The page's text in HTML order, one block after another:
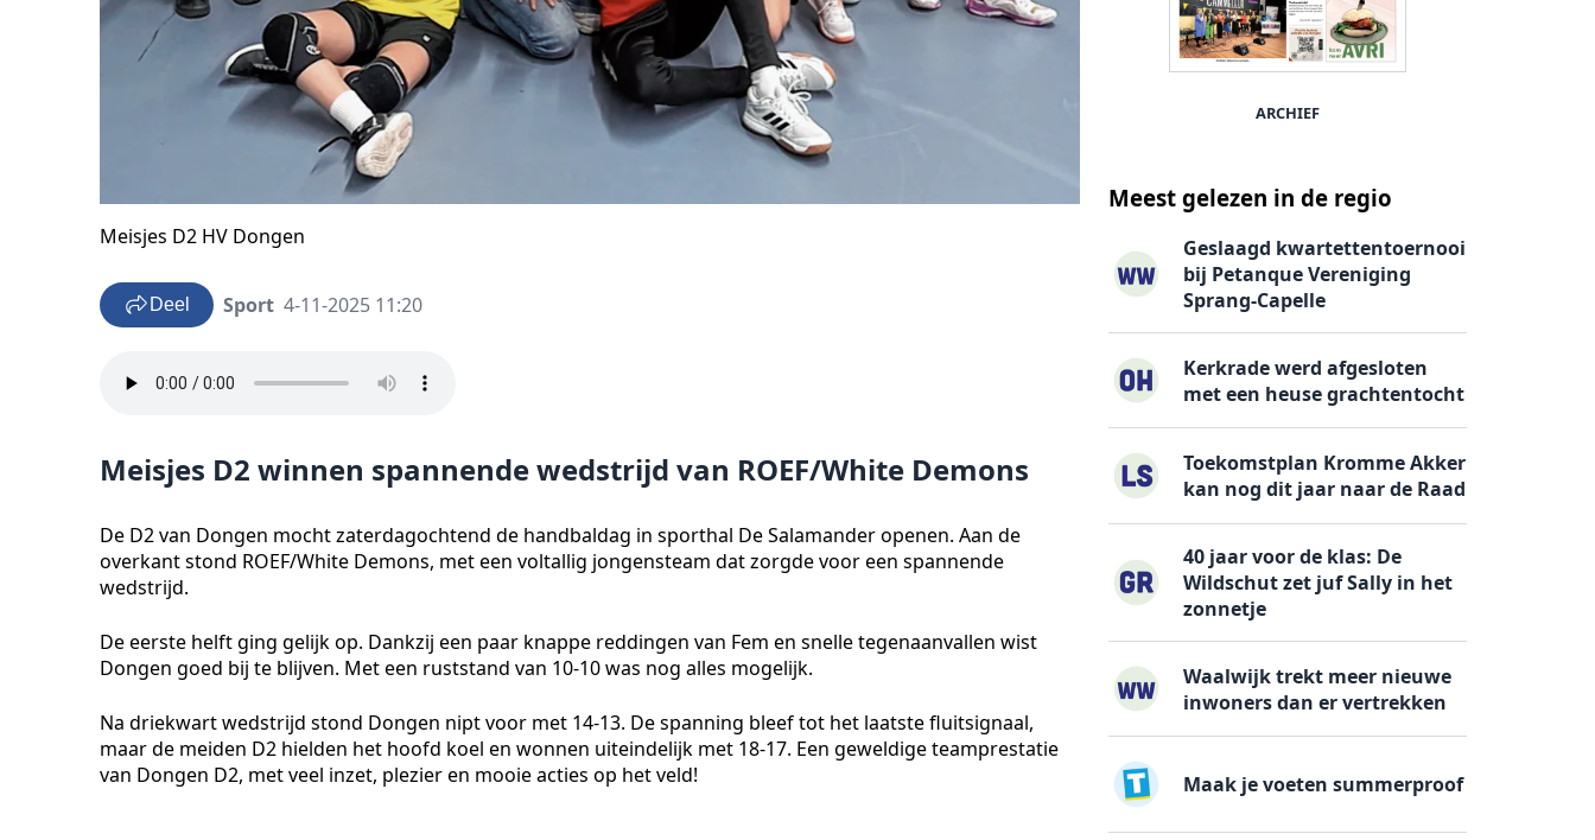
Meisjes D2 HV Dongen
Deel Sport 4-11-2025 11:20
Meisjes D2 winnen spannende wedstrijd van ROEF/White Demons
De D2 van Dongen mocht zaterdagochtend de handbaldag in sporthal De Salamander openen. Aan de
overkant stond ROEF/White Demons, met een voltallig jongensteam dat zorgde voor een spannende
wedstrijd.
De eerste helft ging gelijk op. Dankzij een paar knappe reddingen van Fem en snelle tegenaanvallen wist
Dongen goed bij te blijven. Met een ruststand van 10-10 was nog alles mogelijk.
Na driekwart wedstrijd stond Dongen nipt voor met 14-13. De spanning bleef tot het laatste fluitsignaal,
maar de meiden D2 hielden het hoofd koel en wonnen uiteindelijk met 18-17. Een geweldige teamprestatie
van Dongen D2, met veel inzet, plezier en mooie acties op het veld!
ARCHIEF
Meest gelezen in de regio
Geslaagd kwartettentoernooi
bij Petanque Vereniging
Sprang-Capelle
Kerkrade werd afgesloten
met een heuse grachtentocht
Toekomstplan Kromme Akker
kan nog dit jaar naar de Raad
40 jaar voor de klas: De
Wildschut zet juf Sally in het
zonnetje
Waalwijk trekt meer nieuwe
inwoners dan er vertrekken
Maak je voeten summerproof